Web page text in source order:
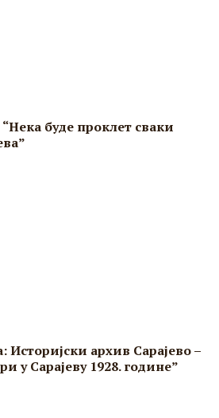
буде проклет сваки
Историјски архив Сарајево –
у Сарајеву 1928. године”